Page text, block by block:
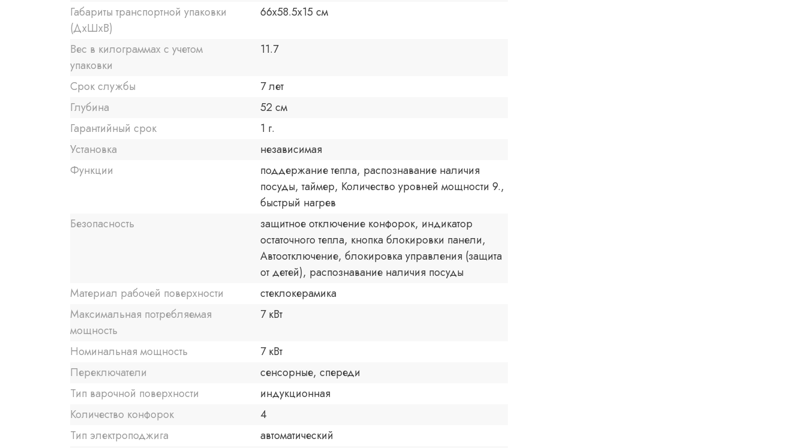
Габариты транспортной упаковки
(ДхШхВ)
66x58.5x15 см
Вес в килограммах с учетом
упаковки
11.7
Срок службы
7 лет
Глубина
52 см
Гарантийный срок
1 г.
Установка
независимая
Функции
поддержание тепла, распознавание наличия
посуды, таймер, Количество уровней мощности 9.,
быстрый нагрев
Безопасность
защитное отключение конфорок, индикатор
остаточного тепла, кнопка блокировки панели,
Автоотключение, блокировка управления (защита
от детей), распознавание наличия посуды
Материал рабочей поверхности
стеклокерамика
Максимальная потребляемая
мощность
7 кВт
Номинальная мощность
7 кВт
Переключатели
сенсорные, спереди
Тип варочной поверхности
индукционная
Количество конфорок
4
Тип электроподжига
автоматический